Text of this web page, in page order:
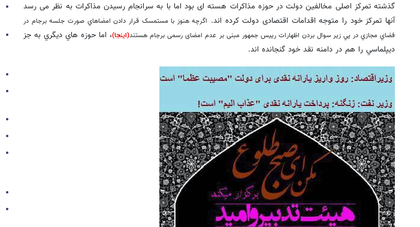
گذشته تمرکز اصلی مخالفین دولت در حوزه مذاکرات هسته ای بود اما با به سرانجام رسیدن مذاکرات به نظر می رسد
آنها تمرکز خود را متوجه اقدامات اقتصادی دولت کرده اند. اگرچه هنوز با مستمسک قرار دادن امضاهاي صورت جلسه برجام در
فضاي مجازي در پي زير سوال بردن اظهارات رییس جمهور مبنی بر عدم امضای رسمی برجام هستند(اینجا)، اما حوزه هاي ديگري به جز
ديپلماسي را هم در دامنه نقد خود گنجانده اند.